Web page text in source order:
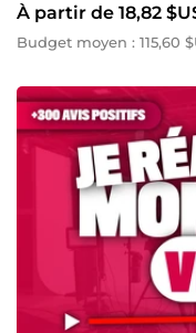
À partir de 18,82
Budget moyen : 115,60